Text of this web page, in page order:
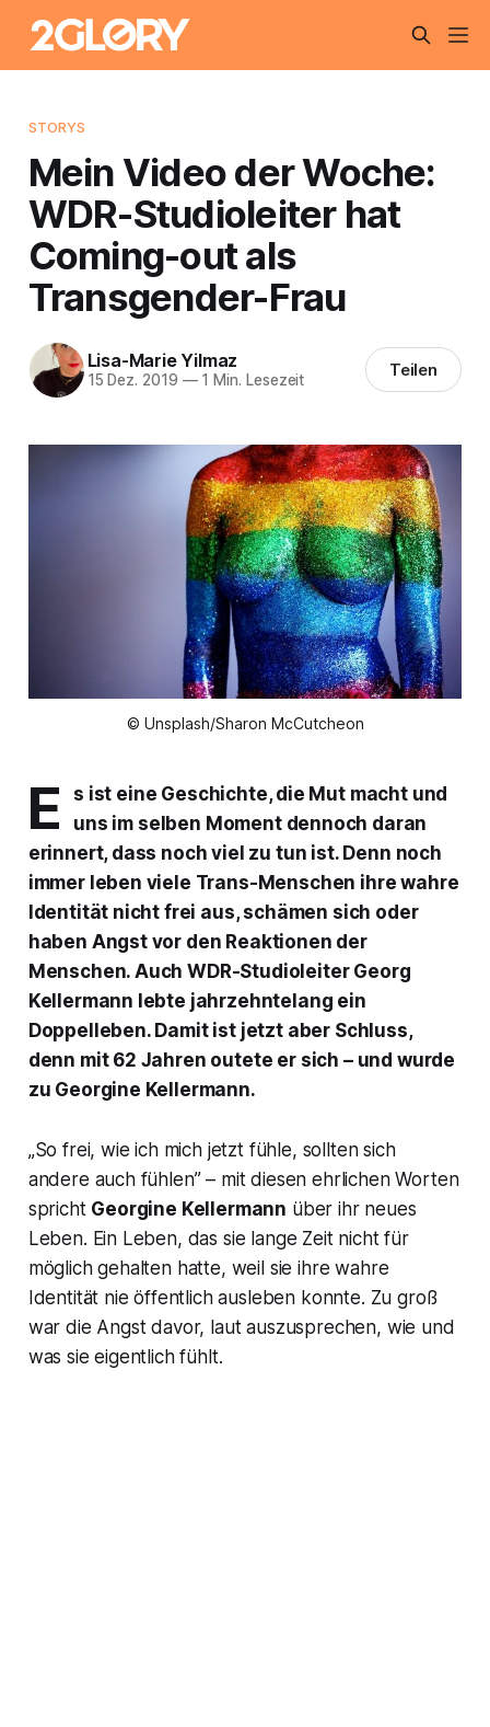
STORYS
Mein Video der Woche:
WDR-Studioleiter hat
Coming-out als
Transgender-Frau
Lisa-Marie Yilmaz
15 Dez. 2019 —1 Min. Lesezeit Teilen
© Unsplash/Sharon McCutcheon
E
s ist eine Geschichte, die Mut macht und
uns im selben Moment dennoch daran
erinnert, dass noch viel zu tun ist. Denn noch
immer leben viele Trans-Menschen ihre wahre
Identität nicht frei aus, schämen sich oder
haben Angst vor den Reaktionen der
Menschen. Auch WDR-Studioleiter Georg
Kellermann lebte jahrzehntelang ein
Doppelleben. Damit ist jetzt aber Schluss,
denn mit 62 Jahren outete er sich – und wurde
zu Georgine Kellermann.
„So frei, wie ich mich jetzt fühle, sollten sich
andere auch fühlen” – mit diesen ehrlichen Worten
spricht Georgine Kellermann über ihr neues
Leben. Ein Leben, das sie lange Zeit nicht für
möglich gehalten hatte, weil sie ihre wahre
Identität nie öffentlich ausleben konnte. Zu groß
war die Angst davor, laut auszusprechen, wie und
was sie eigentlich fühlt.